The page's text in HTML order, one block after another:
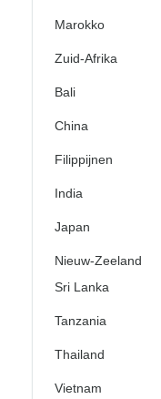
Marokko
Zuid-Afrika
Bali
China
Filippijnen
India
Japan
Nieuw-Zeeland
Sri Lanka
Tanzania
Thailand
Vietnam